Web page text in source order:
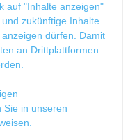
auf "Inhalte anzeigen"
zukünftige Inhalte
anzeigen dürfen. Damit
an Drittplattformen
Sie in unseren